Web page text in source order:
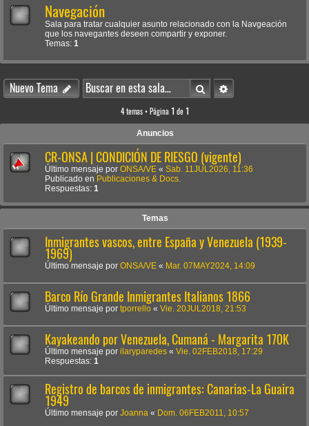
Navegación
Sala para tratar cualquier asunto relacionado con la Navgeación
que los navegantes deseen compartir y exponer.
Temas: 1
Nuevo Tema BuscarBúsqueda avanzada
4 temas • Página 1 de 1
Anuncios
CR-ONSA | CONDICIÓN DE RIESGO (vigente)
Último mensaje por ONSA/VE « Sab. 11JUL2026, 11:36
Publicado en Publicaciones & Docs.
Respuestas: 1
Temas
Inmigrantes vascos, entre España y Venezuela (1939-
1969)
Último mensaje por ONSA/VE « Mar. 07MAY2024, 14:09
Barco Río Grande Inmigrantes Italianos 1866
Último mensaje por tporrello « Vie. 20JUL2018, 21:53
Kayakeando por Venezuela, Cumaná - Margarita 170K
Último mensaje por ilaryparedes « Vie. 02FEB2018, 17:29
Respuestas: 1
Registro de barcos de inmigrantes: Canarias-La Guaira
1949
Último mensaje por Joanna « Dom. 06FEB2011, 10:57